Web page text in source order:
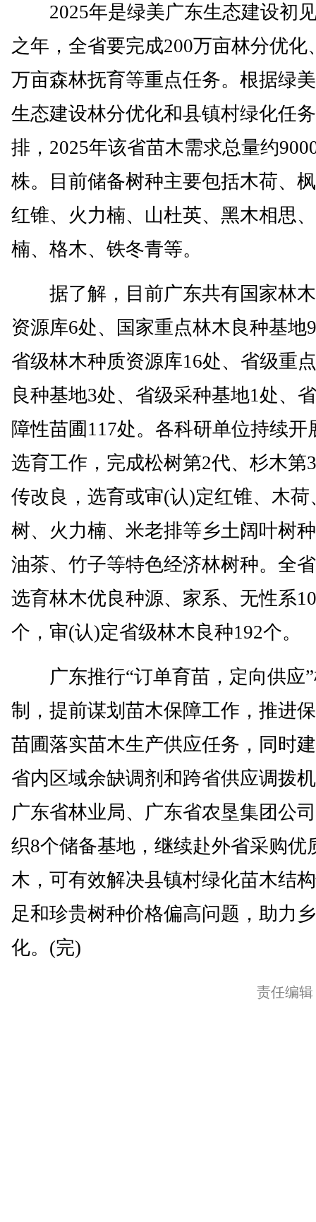
2025年是绿美广东生态建设初
之年，全省要完成200万亩林分优化
万亩森林抚育等重点任务。根据绿
生态建设林分优化和县镇村绿化任
排，2025年该省苗木需求总量约
株。目前储备树种主要包括木荷、
红锥、火力楠、山杜英、黑木相思
楠、格木、铁冬青等。
据了解，目前广东共有国家林
资源库6处、国家重点林木良种基地
省级林木种质资源库16处、省级重
良种基地3处、省级采种基地1处、
障性苗圃117处。各科研单位持续开
选育工作，完成松树第2代、杉木第
传改良，选育或审(认)定红锥、木荷
树、火力楠、米老排等乡土阔叶树
油茶、竹子等特色经济林树种。全
选育林木优良种源、家系、无性系
个，审(认)定省级林木良种192个。
广东推行“订单育苗，定向供应
制，提前谋划苗木保障工作，推进
苗圃落实苗木生产供应任务，同时
省内区域余缺调剂和跨省供应调拨
广东省林业局、广东省农垦集团公
织8个储备基地，继续赴外省采购优
木，可有效解决县镇村绿化苗木结
足和珍贵树种价格偏高问题，助力
化。(完)
责任编